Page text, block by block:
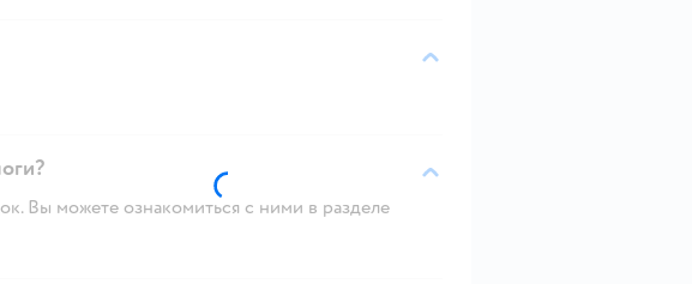
Вы можете ознакомиться с ними в разделе